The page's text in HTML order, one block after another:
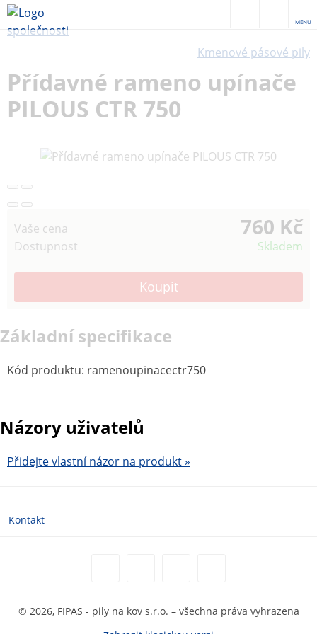
MENU
Kmenové pásové pily
Přídavné rameno upínače
PILOUS CTR 750
Vaše cena 760 Kč
Dostupnost Skladem
Základní specifikace
Kód produktu: ramenoupinacectr750
Názory uživatelů
Přidejte vlastní názor na produkt »
Kontakt
© 2026, FIPAS - pily na kov s.r.o. – všechna práva vyhrazena